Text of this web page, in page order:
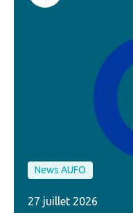
News AUFO
27 juillet 2026